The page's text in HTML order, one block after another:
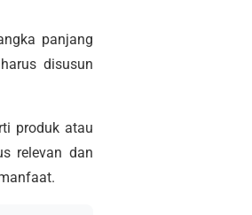
panjang
disusun
produk atau
relevan dan